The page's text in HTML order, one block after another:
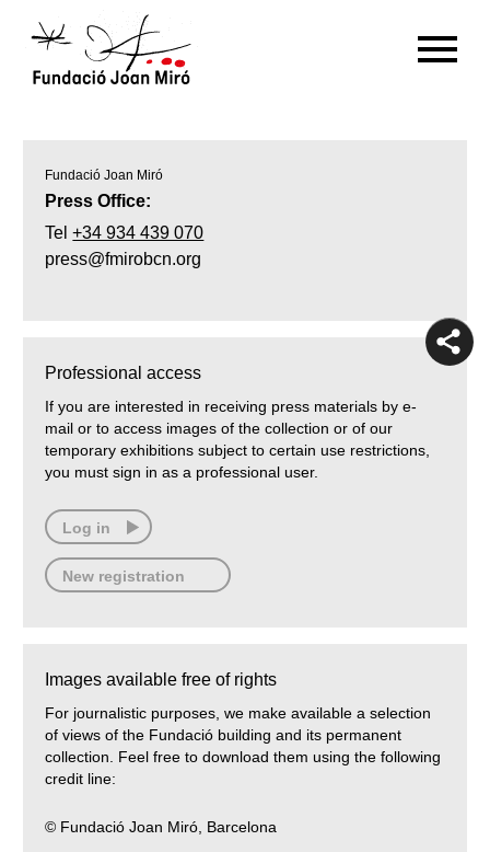
PT
Press office
Fundació Joan Miró
Press Office:
Tel+34 934 439 070
press@fmirobcn.org
Professional access
If you are interested in receiving press materials by e-
mail or to access images of the collection or of our
temporary exhibitions subject to certain use restrictions,
you must sign in as a professional user.
Log in
New registration
Images available free of rights
For journalistic purposes, we make available a selection
of views of the Fundació building and its permanent
collection. Feel free to download them using the following
credit line:
© Fundació Joan Miró, Barcelona